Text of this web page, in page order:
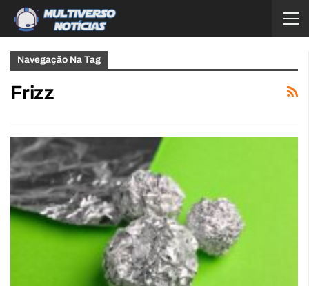
Navegação Na Tag
Frizz